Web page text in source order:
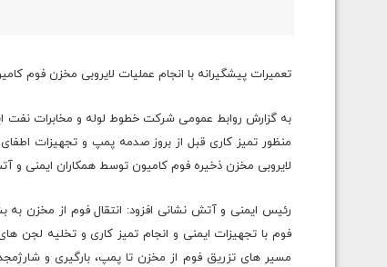
تعمیرات پیشگیرانه با انجام عملیات لایروبی مخزن فوم
به گزارش روابط عمومی شرکت خطوط لوله و مخابرات نفت
منظور تمیز کاری قبل از بروز صدمه پمپ و تجهیزات
لایروبی مخزن ذخیره فوم کامیون توسط همکاران ایمنی و
رئیس ایمنی و آتش نشانی افزود: انتقال فوم از مخزن
فوم با تجهیزات ایمنی و انجام تمیز کاری و تخلیه
مسیر های تزریق فوم از مخزن تا پمپ، بارگیری و